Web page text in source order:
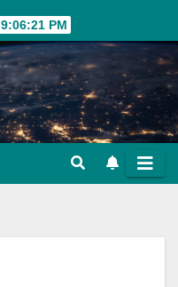
9:06:23 PM